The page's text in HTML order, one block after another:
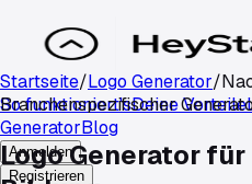
So funktioniert'sDeine Vorteile
GeneratorBlog
Anmelden
Registrieren
Startseite/Logo Generator/
Branchenspezifischer
Logo Generator für